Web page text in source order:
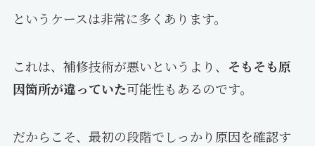
というケースは非常に多くあります。
これは、補修技術が悪いというより、 そもそも原
因箇所が違っていた可能性もあるのです。
だからこそ、最初の段階でしっかり原因を確認す